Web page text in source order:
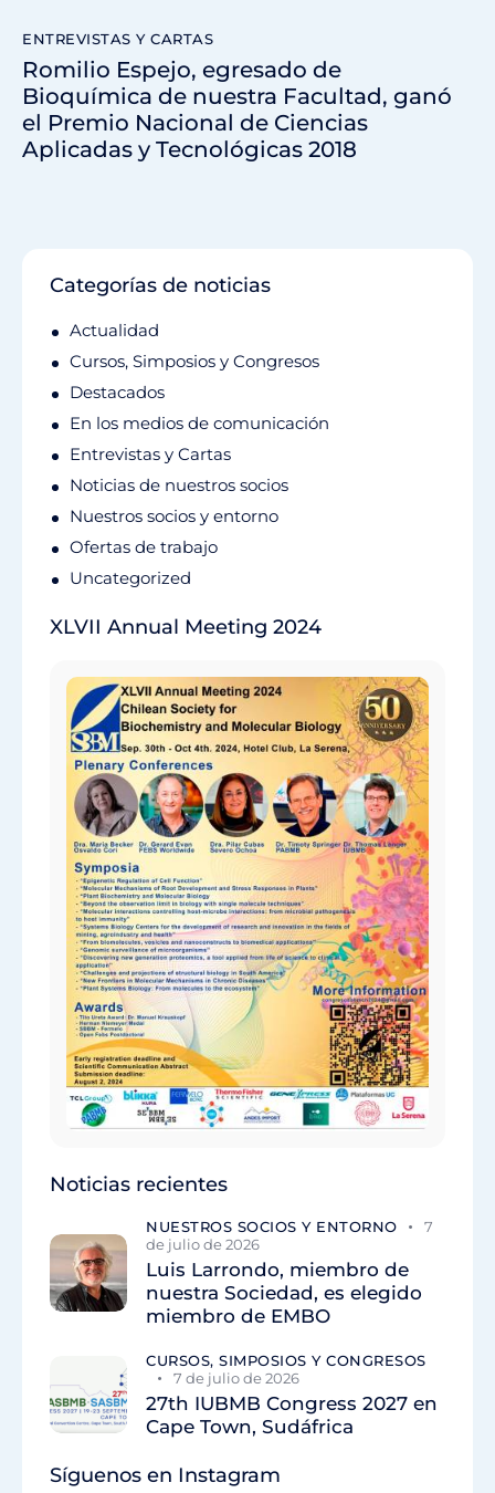
ENTREVISTAS Y CARTAS
Romilio Espejo, egresado de
Bioquímica de nuestra Facultad, ganó
el Premio Nacional de Ciencias
Aplicadas y Tecnológicas 2018
Categorías de noticias
Actualidad
Cursos, Simposios y Congresos
Destacados
En los medios de comunicación
Entrevistas y Cartas
Noticias de nuestros socios
Nuestros socios y entorno
Ofertas de trabajo
Uncategorized
XLVII Annual Meeting 2024
Noticias recientes
NUESTROS SOCIOS Y ENTORNO
7
de julio de 2026
Luis Larrondo, miembro de
nuestra Sociedad, es elegido
miembro de EMBO
CURSOS, SIMPOSIOS Y CONGRESOS
7 de julio de 2026
27th IUBMB Congress 2027 en
Cape Town, Sudáfrica
Síguenos en Instagram